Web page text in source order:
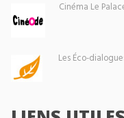
Cinéma Le
Les Éco-